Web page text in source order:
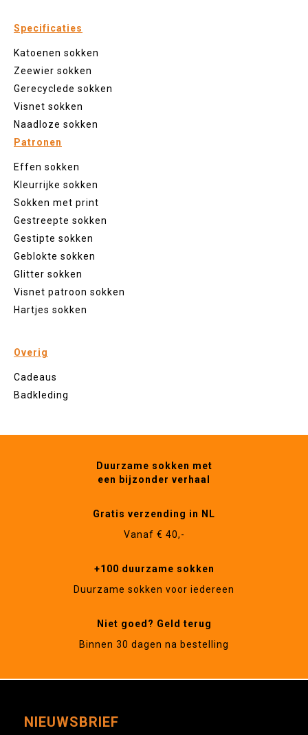
Specificaties
Katoenen sokken
Zeewier sokken
Gerecyclede sokken
Visnet sokken
Naadloze sokken
Patronen
Effen sokken
Kleurrijke sokken
Sokken met print
Gestreepte sokken
Gestipte sokken
Geblokte sokken
Glitter sokken
Visnet patroon sokken
Hartjes sokken
Overig
Cadeaus
Badkleding
Duurzame sokken met
een bijzonder verhaal
Gratis verzending in NL
Vanaf € 40,-
+100 duurzame sokken
Duurzame sokken voor iedereen
Niet goed? Geld terug
Binnen 30 dagen na bestelling
NIEUWSBRIEF